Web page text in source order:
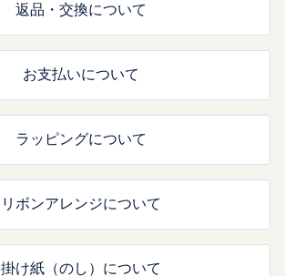
返品・交換について
お支払いについて
ラッピングについて
リボンアレンジについて
掛け紙（のし）について